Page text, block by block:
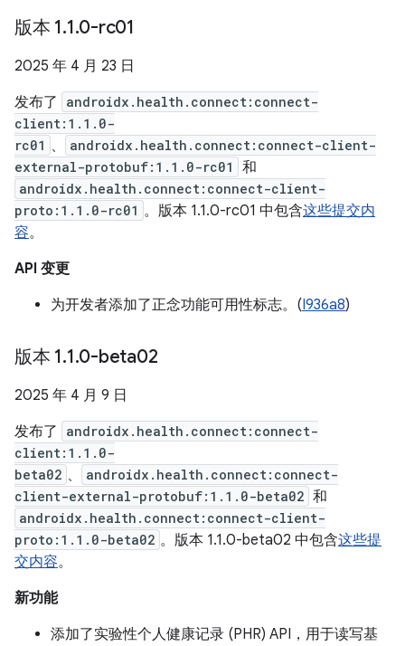
版本 1.1.0-rc01
2025 年 4 月 23 日
发布了
androidx.health.connect:connect-
client:1.1.0-
rc01 、
androidx.health.connect:connect-client-
external-protobuf:1.1.0-rc01
和
androidx.health.connect:connect-client-
proto:1.1.0-rc01 。版本 1.1.0-rc01 中包含这些提交内
容。
API 变更
为开发者添加了正念功能可用性标志。(I936a8)
版本 1.1.0-beta02
2025 年 4 月 9 日
发布了
androidx.health.connect:connect-
client:1.1.0-
beta02 、
androidx.health.connect:connect-
client-external-protobuf:1.1.0-beta02 和
androidx.health.connect:connect-client-
proto:1.1.0-beta02 。版本 1.1.0-beta02 中包含这些提
交内容。
新功能
添加了实验性个人健康记录 (PHR) API，用于读写基